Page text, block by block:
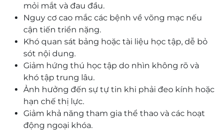
mỏi mắt và đau đầu.
Nguy cơ cao mắc các bệnh về võng mạc nếu
cận tiến triển nặng.
Khó quan sát bảng hoặc tài liệu học tập, dễ bỏ
sót nội dung.
Giảm hứng thú học tập do nhìn không rõ và
khó tập trung lâu.
Ảnh hưởng đến sự tự tin khi phải đeo kính hoặc
hạn chế thị lực.
Giảm khả năng tham gia thể thao và các hoạt
động ngoại khóa.